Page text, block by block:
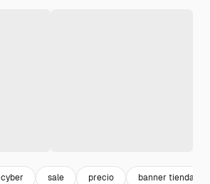
cyber sale precio banner tienda